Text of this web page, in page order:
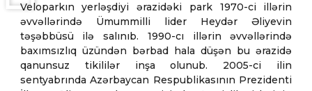
Veloparkın yerləşdiyi ərazidəki park 1970-ci illərin
əvvəllərində Ümummilli lider Heydər Əliyevin
təşəbbüsü ilə salınıb. 1990-cı illərin əvvəllərində
baxımsızlıq üzündən bərbad hala düşən bu ərazidə
qanunsuz tikililər inşa olunub. 2005-ci ilin
sentyabrında Azərbaycan Respublikasının Prezidenti